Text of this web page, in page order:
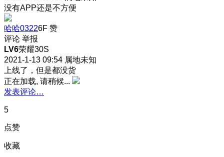
没有APP还是不方便
哈哈03226F 赞
评论 举报
LV6荣耀30S
2021-1-13 09:54 属地未知
上线了，但是都没货
正在加载, 请稍候...
发表评论…
5
点赞
收藏